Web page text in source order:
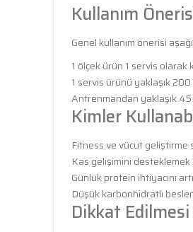
Kullanım
Genel kullanım önerisi
1 ölçek ürün 1 servis olarak
1 servis ürünü yaklaşık
Antrenmandan yaklaşık
Kimler
Fitness ve vücut geliştirme
Kas gelişimini
Günlük protein ihtiyacını
Düşük karbonhidratlı
Dikkat